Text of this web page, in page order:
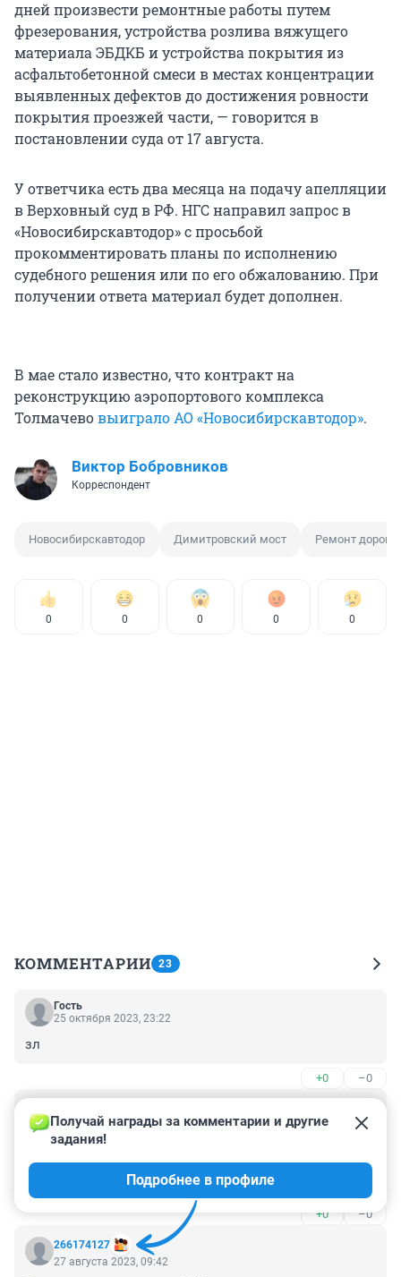
дней произвести ремонтные работы путем
фрезерования, устройства розлива вяжущего
материала ЭБДКБ и устройства покрытия из
асфальтобетонной смеси в местах концентрации
выявленных дефектов до достижения ровности
покрытия проезжей части, — говорится в
постановлении суда от 17 августа.
У ответчика есть два месяца на подачу апелляции
в Верховный суд в РФ. НГС направил запрос в
«Новосибирскавтодор» с просьбой
прокомментировать планы по исполнению
судебного решения или по его обжалованию. При
получении ответа материал будет дополнен.
В мае стало известно, что контракт на
реконструкцию аэропортового комплекса
Толмачевовыиграло АО «Новосибирскавтодор».
Виктор Бобровников
Корреспондент
Новосибирскавтодор Димитровский мост Ремонт дороги
0 0 0 0 0
КОММЕНТАРИИ 23
Гость
25 октября 2023, 23:22
зл
+0 –0
28 августа 2023, 11:59
Конечно, как только лето закончилось, надо
поставить на колени димитровский мост. Вы там в
своем уме? Это ещё в июне нужно было устранить.
+0 –0
266174127
Получай награды за комментарии и другие
задания!
Подробнее в профиле
27 августа 2023, 09:42